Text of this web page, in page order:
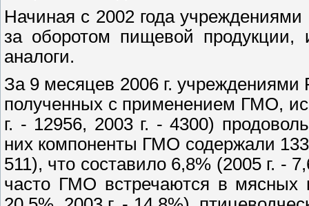
Начиная с 2002 года учреждениями
за оборотом пищевой
аналоги.
За 9 месяцев 2006 г. учреждениями
полученных с применением ГМО,
г. - 12956, 2003 г. - 4300)
них компоненты ГМО содержали
511), что составило 6,8% (2005 г. -
часто ГМО встречаются в мясных